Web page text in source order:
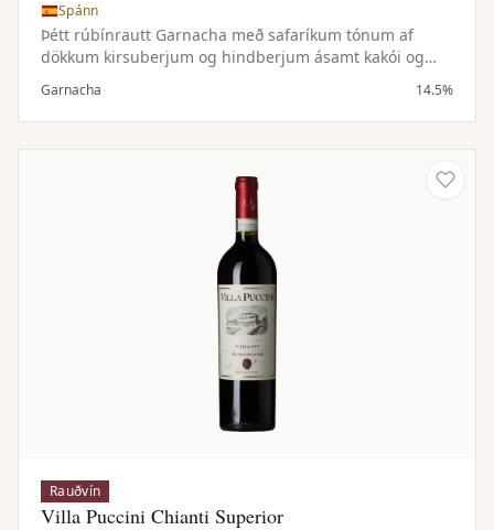
Spánn
Þétt rúbínrautt Garnacha með safaríkum tónum af
dökkum kirsuberjum og hindberjum ásamt kakói og
vanillu. Meðalfyllt til þétt, ávaxtaríkt og bragðmikið.
Garnacha 14.5%
Rauðvín
Villa Puccini Chianti Superior